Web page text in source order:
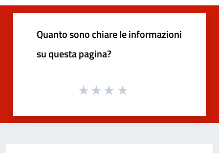
Quanto sono chiare le informazioni
su questa pagina?